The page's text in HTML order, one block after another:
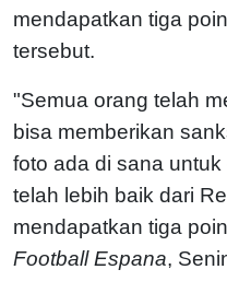
mendapatkan tiga
tersebut.
"Semua orang telah
bisa memberikan
foto ada di sana
telah lebih baik dari
mendapatkan tiga
Football Espana,